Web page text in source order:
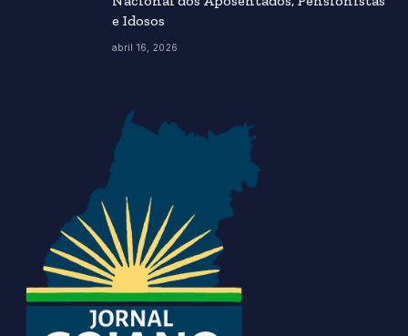
e Idosos
abril 16, 2026